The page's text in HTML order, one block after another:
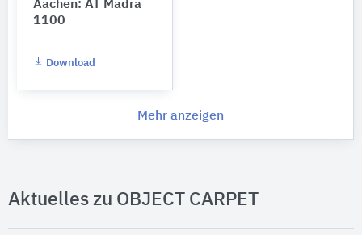
Aachen: AT Madra
1100
Download
Mehr anzeigen
Aktuelles zu OBJECT CARPET